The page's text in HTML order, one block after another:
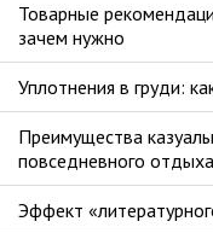
Товарные
зачем нужно
Уплотнения в груди:
Преимущества
повседневного отдыха
Эффект